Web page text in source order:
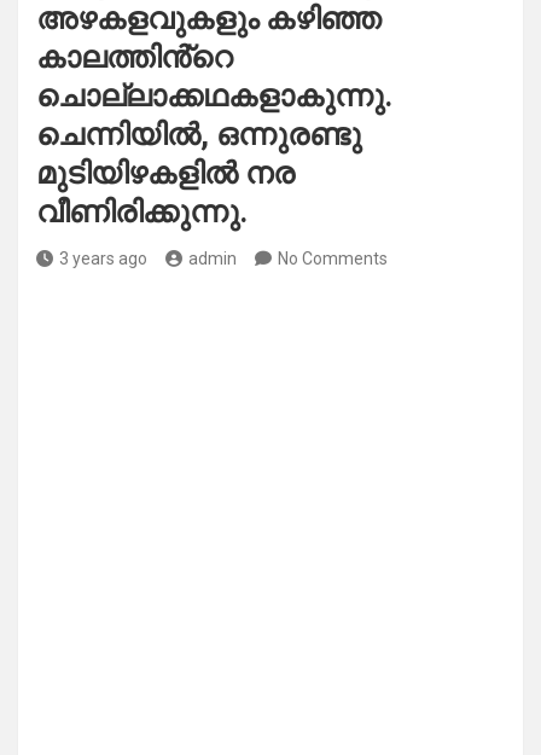
അഴകളവുകളും കഴിഞ്ഞ
കാലത്തിൻ്റെ
ചൊല്ലാക്കഥകളാകുന്നു.
ചെന്നിയിൽ, ഒന്നുരണ്ടു
മുടിയിഴകളിൽ നര
വീണിരിക്കുന്നു.
3 years ago admin No Comments